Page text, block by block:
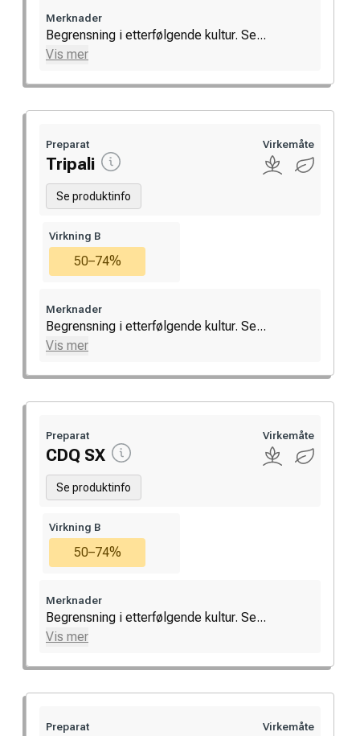
Merknader
Begrensning i etterfølgende kultur. Se...
Vis mer
Preparat
Tripali
Se produktinfo
Virkemåte
Virkning B
50–74%
Merknader
Begrensning i etterfølgende kultur. Se...
Vis mer
Preparat
CDQ SX
Se produktinfo
Virkemåte
Virkning B
50–74%
Merknader
Begrensning i etterfølgende kultur. Se...
Vis mer
Preparat Virkemåte